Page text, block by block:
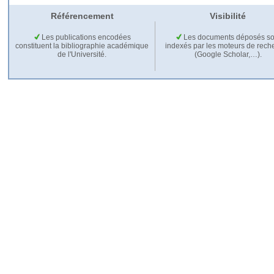
Référencement Visibilité
Les publications encodées
constituent la bibliographie académique
de l'Université.
Les documents déposés
indexés par les moteurs de
(Google Scholar,…).